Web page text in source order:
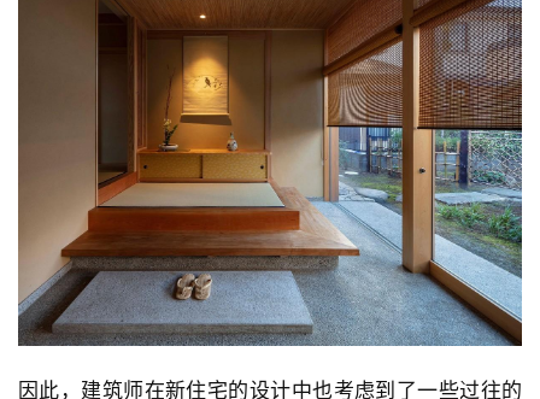
因此，建筑师在新住宅的设计中也考虑到了一些过往的